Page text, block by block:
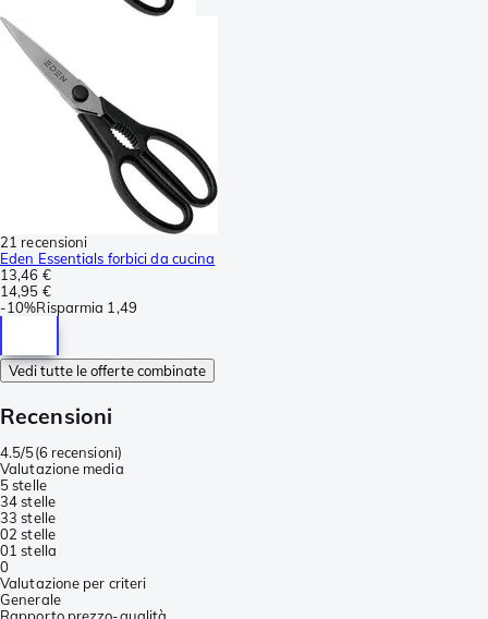
21 recensioni
Eden Essentials forbici da cucina
13,46 €
14,95 €
-10%Risparmia 1,49
Vedi tutte le offerte combinate
Recensioni
4.5/5(6 recensioni)
Valutazione media
5 stelle
34 stelle
33 stelle
02 stelle
01 stella
0
Valutazione per criteri
Generale